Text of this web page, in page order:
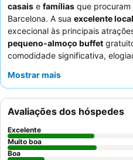
casais e famílias que procuram
Barcelona. A sua excelente
excecional às principais
pequeno-almoço buffet
comodidade significativa,
e prestabilidade excecionais do
quarto virado para o jardim.
Mostrar mais
Avaliações dos hóspedes
Excelente
Muito boa
Boa